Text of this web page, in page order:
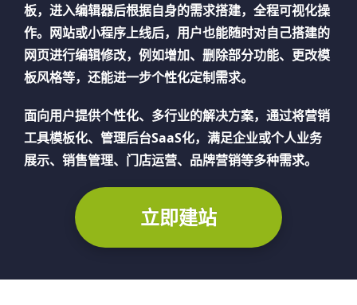
板，进入编辑器后根据自身的需求搭建，全程可视化操
作。网站或小程序上线后，用户也能随时对自己搭建的
网页进行编辑修改，例如增加、删除部分功能、更改模
板风格等，还能进一步个性化定制需求。
面向用户提供个性化、多行业的解决方案，通过将营销
工具模板化、管理后台SaaS化，满足企业或个人业务
展示、销售管理、门店运营、品牌营销等多种需求。
立即建站